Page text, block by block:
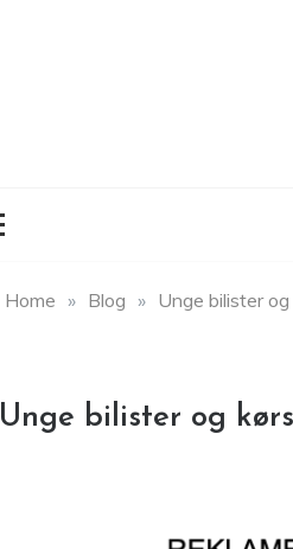
Home » Blog » Unge bilister
Unge bilister og